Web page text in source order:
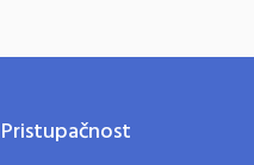
Pristupačnost